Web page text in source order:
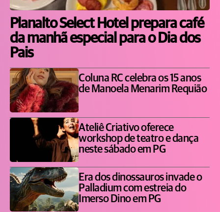
Planalto Select Hotel prepara café
da manhã especial para o Dia dos
Pais
Coluna RC celebra os 15 anos
de Manoela Menarim Requião
Ateliê Criativo oferece
workshop de teatro e dança
neste sábado em PG
Era dos dinossauros invade o
Palladium com estreia do
Imerso Dino em PG